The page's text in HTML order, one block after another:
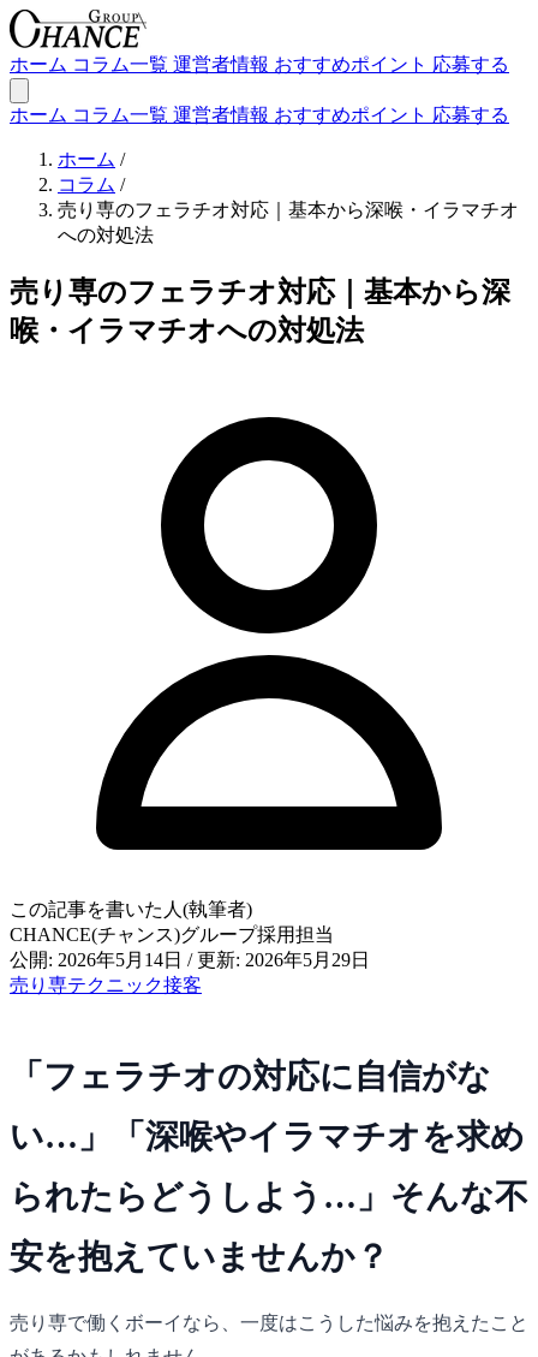
ホーム コラム一覧 運営者情報 おすすめポイント 応募する
ホーム コラム一覧 運営者情報 おすすめポイント 応募する
ホーム /
コラム /
売り専のフェラチオ対応｜基本から深喉・イラマチオ
への対処法
売り専のフェラチオ対応｜基本から深
喉・イラマチオへの対処法
この記事を書いた人(執筆者)
CHANCE(チャンス)グループ採用担当
公開: 2026年5月14日 / 更新: 2026年5月29日
売り専テクニック接客
「フェラチオの対応に自信がな
い…」「深喉やイラマチオを求め
られたらどうしよう…」そんな不
安を抱えていませんか？
売り専で働くボーイなら、一度はこうした悩みを抱えたこと